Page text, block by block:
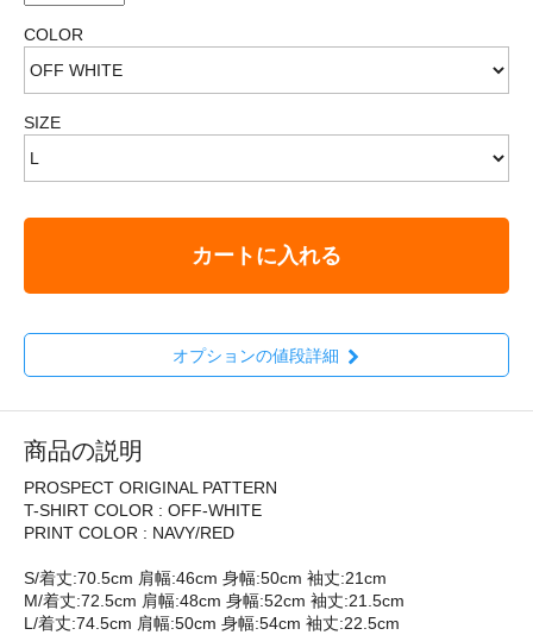
COLOR
SIZE
カートに入れる
オプションの値段詳細
商品の説明
PROSPECT ORIGINAL PATTERN
T-SHIRT COLOR : OFF-WHITE
PRINT COLOR : NAVY/RED
S/着丈:70.5cm 肩幅:46cm 身幅:50cm 袖丈:21cm
M/着丈:72.5cm 肩幅:48cm 身幅:52cm 袖丈:21.5cm
L/着丈:74.5cm 肩幅:50cm 身幅:54cm 袖丈:22.5cm